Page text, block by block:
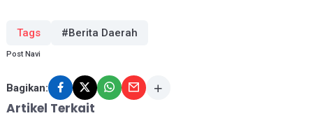
Tags #Berita Daerah
Post Navi
Bagikan:
Artikel Terkait